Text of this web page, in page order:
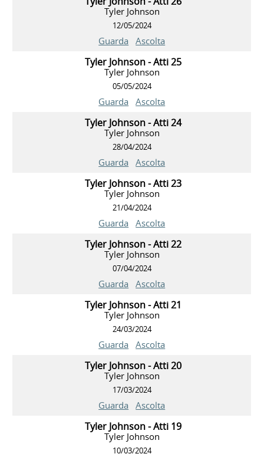
Tyler Johnson
12/05/2024
Guarda Ascolta
Tyler Johnson - Atti 25
Tyler Johnson
05/05/2024
Guarda Ascolta
Tyler Johnson - Atti 24
Tyler Johnson
28/04/2024
Guarda Ascolta
Tyler Johnson - Atti 23
Tyler Johnson
21/04/2024
Guarda Ascolta
Tyler Johnson - Atti 22
Tyler Johnson
07/04/2024
Guarda Ascolta
Tyler Johnson - Atti 21
Tyler Johnson
24/03/2024
Guarda Ascolta
Tyler Johnson - Atti 20
Tyler Johnson
17/03/2024
Guarda Ascolta
Tyler Johnson - Atti 19
Tyler Johnson
10/03/2024